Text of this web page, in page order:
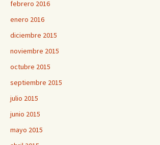
febrero 2016
enero 2016
diciembre 2015
noviembre 2015
octubre 2015
septiembre 2015
julio 2015
junio 2015
mayo 2015